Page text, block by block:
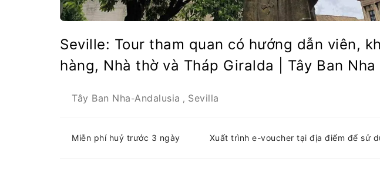
Seville: Tour tham quan có hướng dẫn viên,
hàng, Nhà thờ và Tháp Giralda | Tây Ban Nha
Tây Ban Nha-Andalusia , Sevilla
Miễn phí huỷ trước 3 ngày Xuất trình e-voucher tại địa điểm để sử